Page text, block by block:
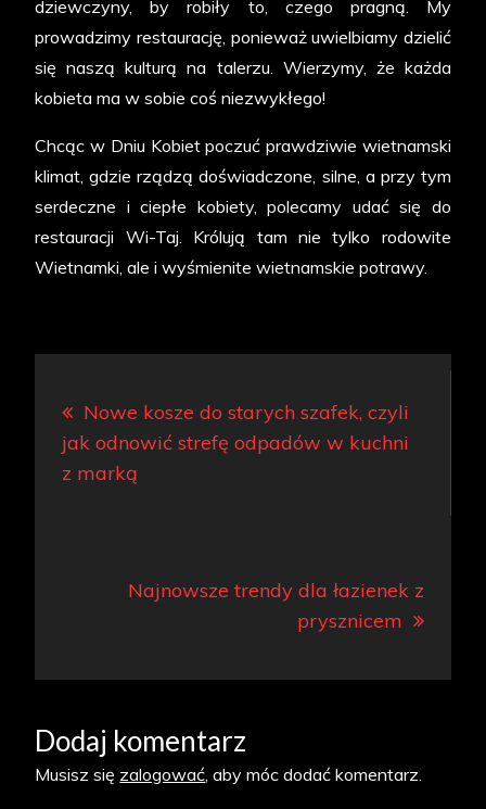
dziewczyny, by robiły to, czego pragną. My
prowadzimy restaurację, ponieważ uwielbiamy dzielić
się naszą kulturą na talerzu. Wierzymy, że każda
kobieta ma w sobie coś niezwykłego!
Chcąc w Dniu Kobiet poczuć prawdziwie wietnamski
klimat, gdzie rządzą doświadczone, silne, a przy tym
serdeczne i ciepłe kobiety, polecamy udać się do
restauracji Wi-Taj. Królują tam nie tylko rodowite
Wietnamki, ale i wyśmienite wietnamskie potrawy.
wpisu
Nowe kosze do starych szafek, czyli
jak odnowić strefę odpadów w kuchni
z marką
Najnowsze trendy dla łazienek z
prysznicem
Dodaj komentarz
Musisz się zalogować, aby móc dodać komentarz.